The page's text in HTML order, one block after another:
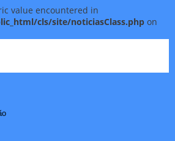
value encountered in
cls/site/noticiasClass.php on